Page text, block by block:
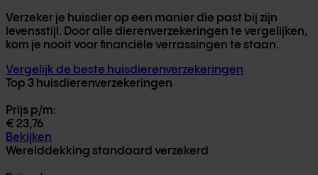
Verzeker je huisdier op een manier die past bij zijn
levensstijl. Door alle dierenverzekeringen te vergelijken,
kom je nooit voor financiële verrassingen te staan.
Vergelijk de beste huisdierenverzekeringen
Top 3 huisdierenverzekeringen
Prijs p/m:
€ 23,76
Bekijken
Werelddekking standaard verzekerd